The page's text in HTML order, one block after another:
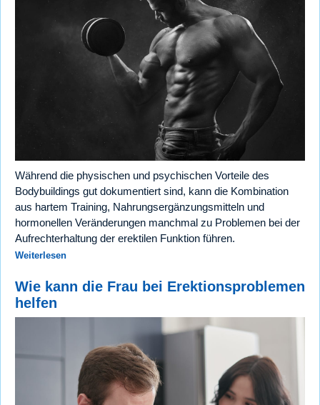
Während die physischen und psychischen Vorteile des
Bodybuildings gut dokumentiert sind, kann die Kombination
aus hartem Training, Nahrungsergänzungsmitteln und
hormonellen Veränderungen manchmal zu Problemen bei der
Aufrechterhaltung der erektilen Funktion führen.
Weiterlesen
Wie kann die Frau bei Erektionsproblemen
helfen